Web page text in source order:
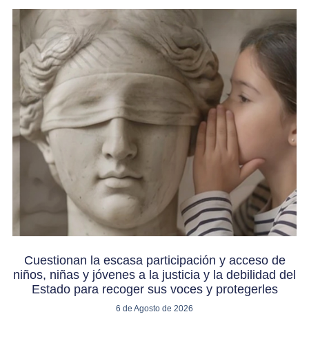
Cuestionan la escasa participación y acceso de
niños, niñas y jóvenes a la justicia y la debilidad del
Estado para recoger sus voces y protegerles
6 de Agosto de 2026